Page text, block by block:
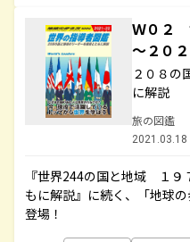
Ｗ０２
～２０
２０８の
に解説
旅の図鑑
2021.03.18
『世界244の国と地域 １９
もに解説』に続く、「地球
登場！